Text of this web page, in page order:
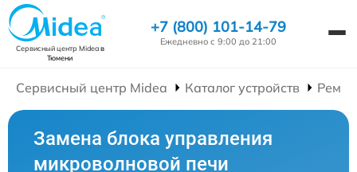
Сервисный центр Mideaв
Тюмени
+7 (800) 101-14-79
Ежедневно с 9:00 до 21:00
Сервисный центр Midea Каталог устройств
Замена блока управления
микроволновой печи